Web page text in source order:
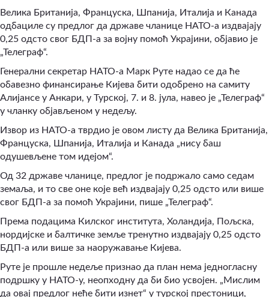
Велика Британија, Француска, Шпанија, Италија и Канада
одбациле су предлог да државе чланице НАТО-а издвајају
0,25 одсто свог БДП-а за војну помоћ Украјини, објавио је
„Телеграф“.
Генерални секретар НАТО-а Марк Руте надао се да ће
обавезно финансирање Кијева бити одобрено на самиту
Алијансе у Анкари, у Турској, 7. и 8. јула, навео је „Телеграф“
у чланку објављеном у недељу.
Извор из НАТО-а тврдио је овом листу да Велика Британија,
Француска, Шпанија, Италија и Канада „нису баш
одушевљене том идејом“.
Од 32 државе чланице, предлог је подржало само седам
земаља, и то све оне које већ издвајају 0,25 одсто или више
свог БДП-а за помоћ Украјини, пише „Телеграф“.
Према подацима Килског института, Холандија, Пољска,
нордијске и балтичке земље тренутно издвајају 0,25 одсто
БДП-а или више за наоружавање Кијева.
Руте је прошле недеље признао да план нема једногласну
подршку у НАТО-у, неопходну да би био усвојен. „Мислим
да овај предлог неће бити изнет“ у турској престоници,